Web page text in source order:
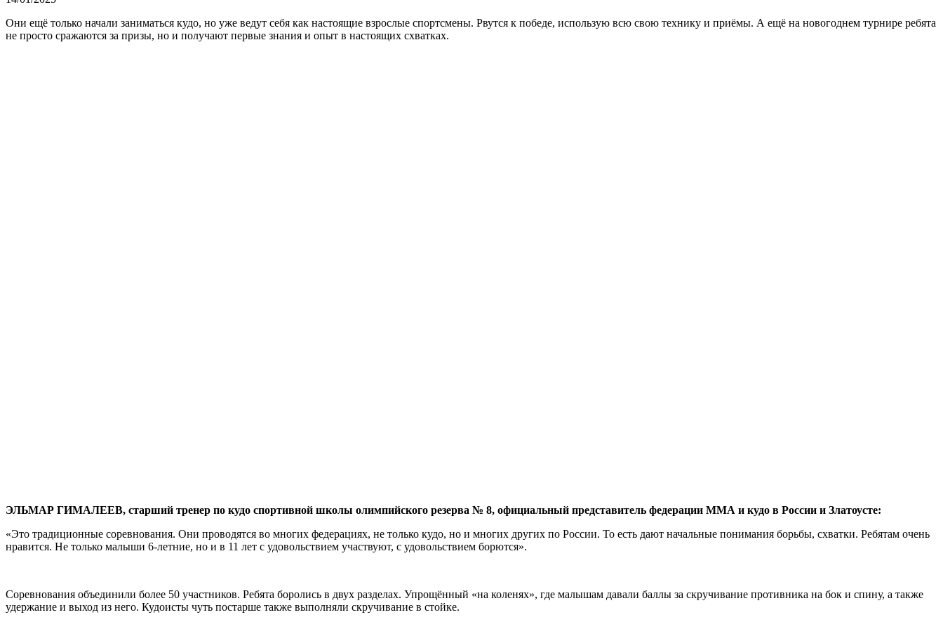
Они ещё только начали заниматься кудо, но уже ведут себя как настоящие взрослые спортсмены. Рвутся к победе, использую всю свою технику и приёмы. А ещё на новогоднем турнире ребята
не просто сражаются за призы, но и получают первые знания и опыт в настоящих схватках.
ЭЛЬМАР ГИМАЛЕЕВ, старший тренер по кудо спортивной школы олимпийского резерва № 8, официальный представитель федерации ММА и кудо в России и Златоусте:
«Это традиционные соревнования. Они проводятся во многих федерациях, не только кудо, но и многих других по России. То есть дают начальные понимания борьбы, схватки. Ребятам очень
нравится. Не только малыши 6-летние, но и в 11 лет с удовольствием участвуют, с удовольствием борются».
Соревнования объединили более 50 участников. Ребята боролись в двух разделах. Упрощённый «на коленях», где малышам давали баллы за скручивание противника на бок и спину, а также
удержание и выход из него. Кудоисты чуть постарше также выполняли скручивание в стойке.